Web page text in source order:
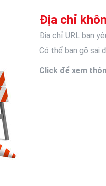
Địa chỉ
Địa chỉ URL bạn
Có thể bạn gõ sai
Click để xem